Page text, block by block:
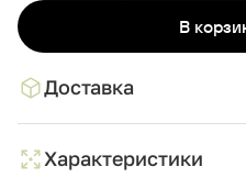
В
Доставка
Характеристики